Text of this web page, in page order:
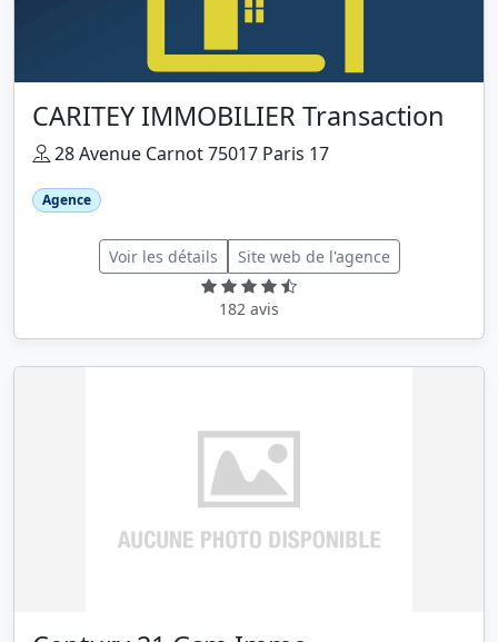
CARITEY IMMOBILIER Transaction
28 Avenue Carnot 75017 Paris 17
Agence
Voir les détails Site web de l'agence
182 avis